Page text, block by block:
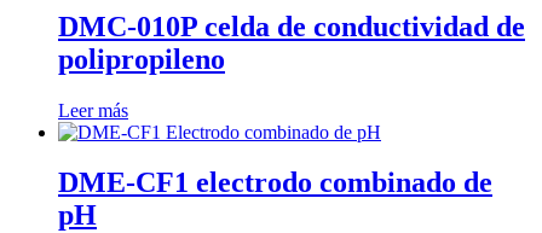
DMC-010P celda de conductividad de
polipropileno
Leer más
DME-CF1 electrodo combinado de
pH